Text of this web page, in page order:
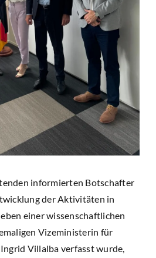
informierten Botschafter
der Aktivitäten in
einer wissenschaftlichen
Vizeministerin für
Villalba verfasst wurde,